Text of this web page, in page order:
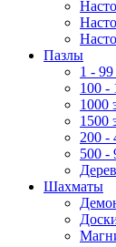
Пазлы
1 -
100 -
1000
1500
200 -
500 -
Шахматы